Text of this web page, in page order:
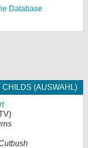
Database
(AUSWAHL)